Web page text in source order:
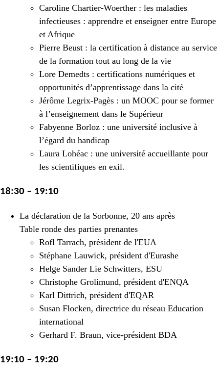
Caroline Chartier-Woerther : les maladies
infectieuses : apprendre et enseigner entre Europe
et Afrique
Pierre Beust : la certification à distance au service
de la formation tout au long de la vie
Lore Demedts : certifications numériques et
opportunités d’apprentissage dans la cité
Jérôme Legrix-Pagès : un MOOC pour se former
à l’enseignement dans le Supérieur
Fabyenne Borloz : une université inclusive à
l’égard du handicap
Laura Lohéac : une université accueillante pour
les scientifiques en exil.
18:30 – 19:10
La déclaration de la Sorbonne, 20 ans après
Table ronde des parties prenantes
Rofl Tarrach, président de l'EUA
Stéphane Lauwick, président d'Eurashe
Helge Sander Lie Schwitters, ESU
Christophe Grolimund, président d'ENQA
Karl Dittrich, président d'EQAR
Susan Flocken, directrice du réseau Education
international
Gerhard F. Braun, vice-président BDA
19:10 – 19:20